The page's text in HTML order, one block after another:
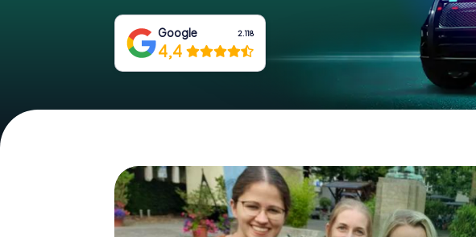
Google 2.118
4,4